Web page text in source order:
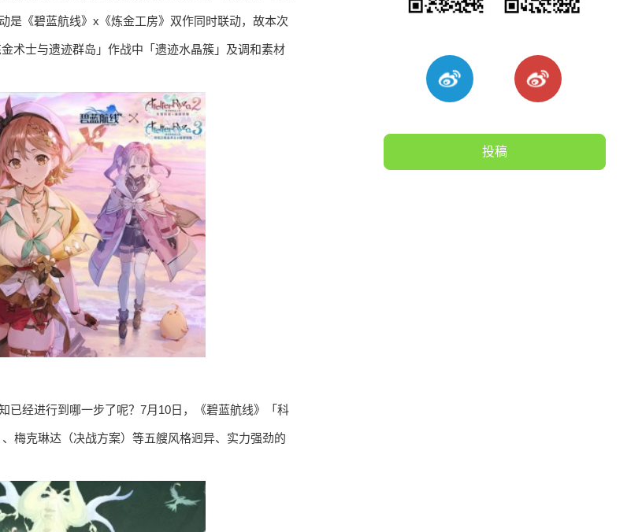
是《碧蓝航线》x《炼金工房》双作同时联动，故本次
术士与遗迹群岛」作战中「遗迹水晶簇」及调和素材
已经进行到哪一步了呢？7月10日，《碧蓝航线》「科
梅克琳达（决战方案）等五艘风格迥异、实力强劲的
投稿